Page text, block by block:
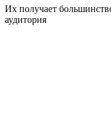
Их получает
аудитория